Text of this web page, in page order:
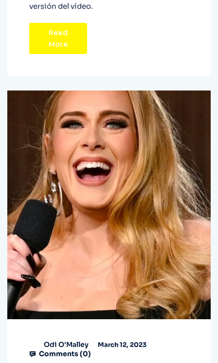
versión del vídeo.
Read
More
Odi O'Malley March 12, 2023
Comments (0)